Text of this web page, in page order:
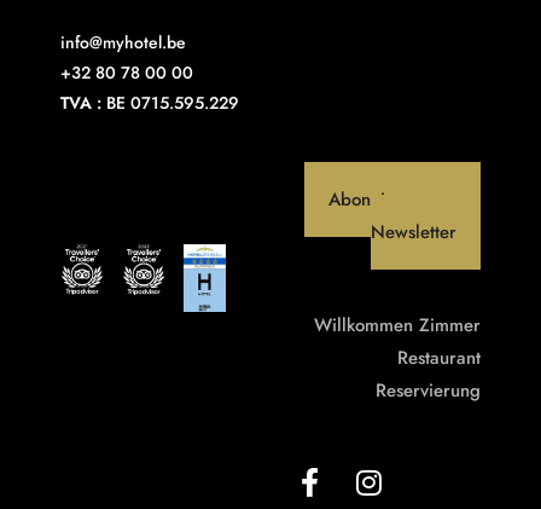
info@myhotel.be
+32 80 78 00 00
TVA : BE 0715.595.229
Abonniere unseren
Newsletter
Willkommen Zimmer
Restaurant
Reservierung